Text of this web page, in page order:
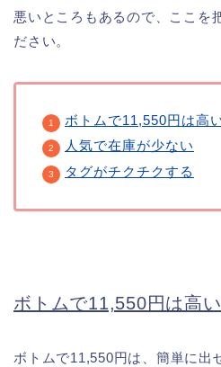
悪いところもあるので、ここを
ださい。
ボトムで11,550円は高
人気で在庫が少ない
タグがチクチクする
ボトムで11,550円は高い
ボトムで11,550円は、簡単に出